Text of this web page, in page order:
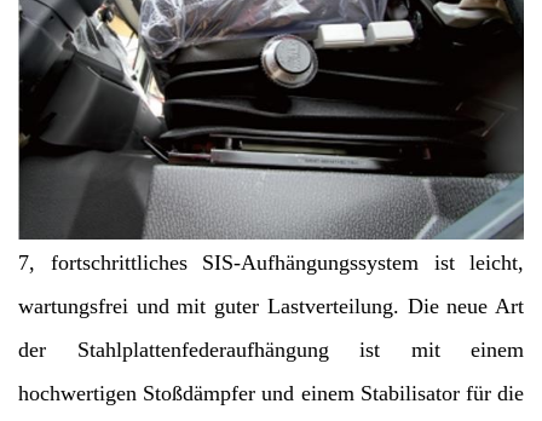
7, fortschrittliches SIS-Aufhängungssystem ist leicht,
wartungsfrei und mit guter Lastverteilung. Die neue Art
der Stahlplattenfederaufhängung ist mit einem
hochwertigen Stoßdämpfer und einem Stabilisator für die